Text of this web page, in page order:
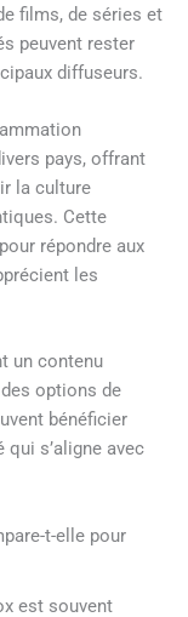
films, de séries et
peuvent rester
diffuseurs.
pays, offrant
la culture
Cette
répondre aux
les
un contenu
options de
bénéficier
s’aligne avec
t-elle pour
est souvent